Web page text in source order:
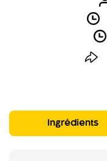
Ingrédients